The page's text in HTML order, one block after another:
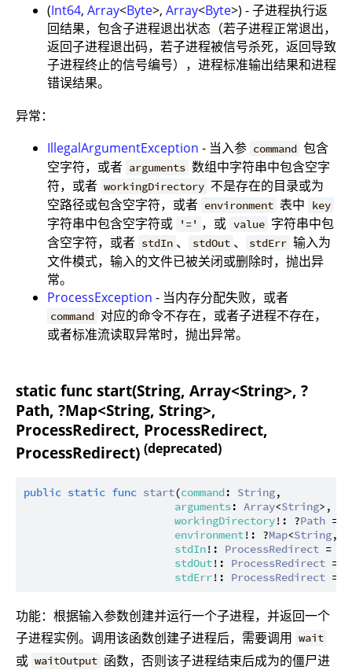
(Int64, Array<Byte>, Array<Byte>) - 子进程执行返
回结果，包含子进程退出状态（若子进程正常退出，
返回子进程退出码，若子进程被信号杀死，返回导致
子进程终止的信号编号），进程标准输出结果和进程
错误结果。
异常：
IllegalArgumentException - 当入参 command 包含
空字符，或者 arguments 数组中字符串中包含空字
符，或者 workingDirectory 不是存在的目录或为
空路径或包含空字符，或者 environment 表中 key
字符串中包含空字符或 '=' ，或 value 字符串中包
含空字符，或者 stdIn 、 stdOut 、 stdErr 输入为
文件模式，输入的文件已被关闭或删除时，抛出异
常。
ProcessException - 当内存分配失败，或者
command 对应的命令不存在，或者子进程不存在，
或者标准流读取异常时，抛出异常。
static func start(String, Array<String>, ?
Path, ?Map<String, String>,
ProcessRedirect, ProcessRedirect,
ProcessRedirect) (deprecated)
public static func start(command: String,
arguments: Array<String>,
workingDirectory!: ?Path =
environment!: ?Map<String,
stdIn!: ProcessRedirect =
stdOut!: ProcessRedirect =
stdErr!: ProcessRedirect =
功能：根据输入参数创建并运行一个子进程，并返回一个
子进程实例。调用该函数创建子进程后，需要调用 wait
或 waitOutput 函数，否则该子进程结束后成为的僵尸进